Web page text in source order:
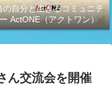
の自分と生きるコミュニテ
ActONE（アクトワン）
ん交流会を開催